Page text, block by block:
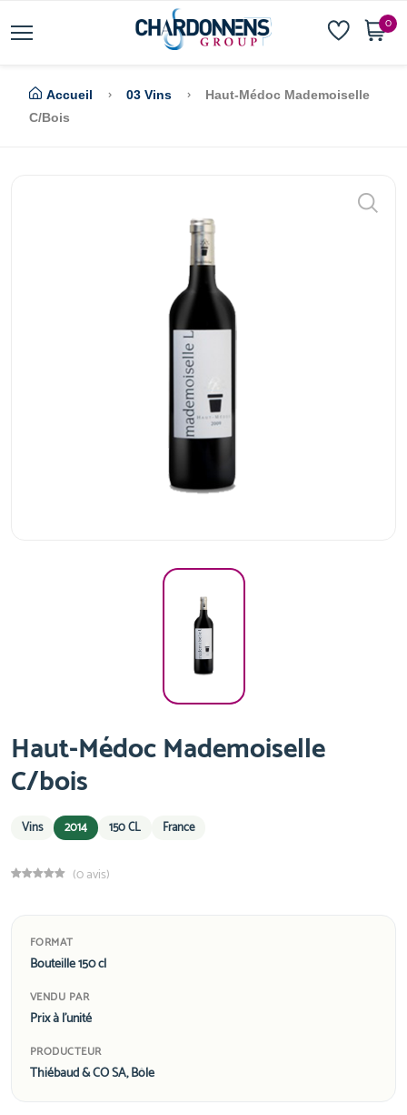
0
Accueil 03 Vins
Haut-Médoc Mademoiselle
C/bois
Haut-Médoc Mademoiselle
C/bois
Vins 2014 150 CL France
(0 avis)
FORMAT
Bouteille 150 cl
VENDU PAR
Prix à l'unité
PRODUCTEUR
Thiébaud & CO SA, Bôle